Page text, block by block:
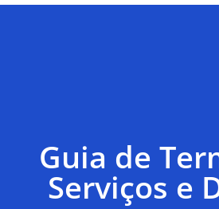
Guia de
Serviços e